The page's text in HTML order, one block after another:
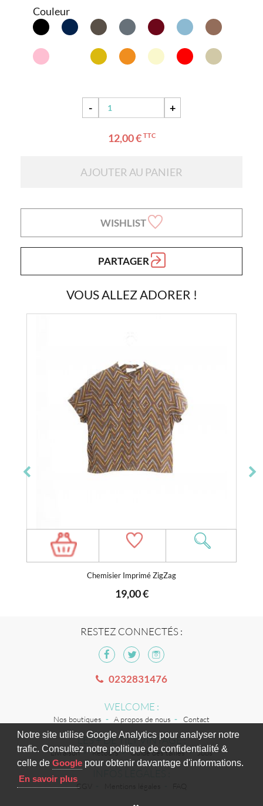
Notre site utilise Google Analytics pour analyser notre
trafic. Consultez notre politique de confidentialité &
celle de Googlepour obtenir davantage d'informations.
En savoir plus
Couleur
- +
12,00 € TTC
AJOUTER AU PANIER
WISHLIST
PARTAGER
VOUS ALLEZ ADORER !
Chemisier Imprimé ZigZag
19,00 €
RESTEZ CONNECTÉS :
0232831476
WELCOME :
Nos boutiques A propos de nous Contact
LES + DE TILT VINTAGE :
Livraison Retours Guide des tailles Jobs
CGV